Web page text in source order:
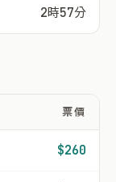
2時57分
票價
$260